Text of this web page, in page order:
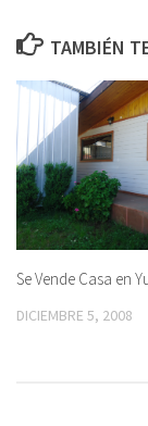
TAMBIÉN
Se Vende Casa en
DICIEMBRE 5, 2008